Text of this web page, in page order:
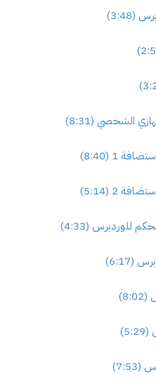
الشخصي (8:31)
1 (8:40)
2 (5:14)
للوردبرس (4:33)
(6:17)